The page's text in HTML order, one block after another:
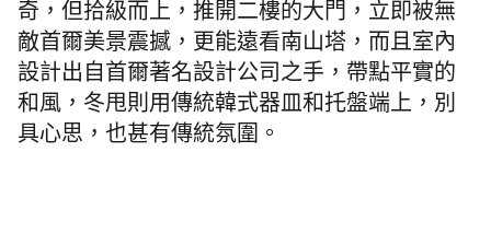
奇，但拾級而上，推開二樓的大門，立即被無
敵首爾美景震撼，更能遠看南山塔，而且室內
設計出自首爾著名設計公司之手，帶點平實的
和風，冬甩則用傳統韓式器皿和托盤端上，別
具心思，也甚有傳統氛圍。